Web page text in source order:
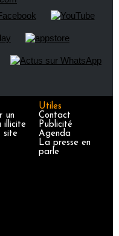
un
illicite
site
Utiles
Contact
Publicité
Agenda
La presse en
parle